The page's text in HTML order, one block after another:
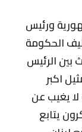
ورئيس
الحكومة
الرئيس
اكبر
يغيب عن
يتابع